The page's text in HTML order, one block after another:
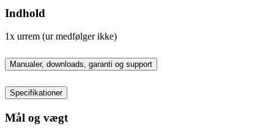
Indhold
1x urrem (ur medfølger ikke)
Manualer, downloads, garanti og support
Specifikationer
Mål og vægt